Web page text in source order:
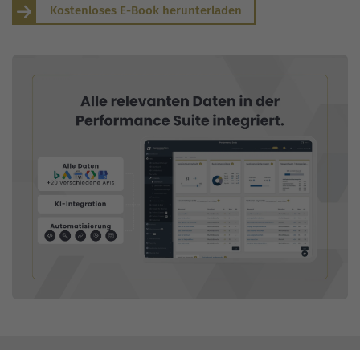
Kostenloses E-Book herunterladen